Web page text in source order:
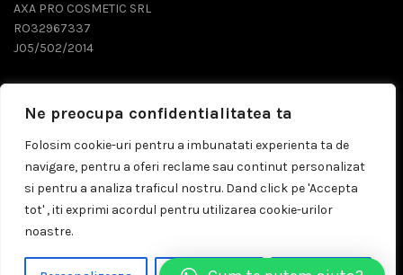
Ne preocupa confidentialitatea ta
Folosim cookie-uri pentru a imbunatati experienta ta de
navigare, pentru a oferi reclame sau continut personalizat
si pentru a analiza traficul nostru. Dand click pe 'Accepta
tot' , iti exprimi acordul pentru utilizarea cookie-urilor
noastre.
AXA PRO COSMETIC SRL
RO32967337
J05/502/2014
0743 071 579
comenzi@prosalon.ro
Prosalon.ro | Distribuitor Cosmetice Profesionale